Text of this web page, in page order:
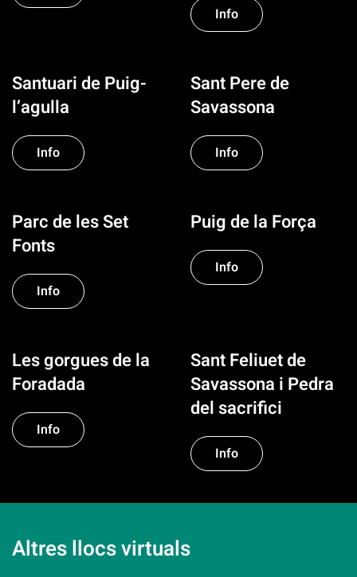
Info
Santuari de Puig-
l’agulla
Info
Sant Pere de
Savassona
Info
Parc de les Set
Fonts
Info
Puig de la Força
Info
Les gorgues de la
Foradada
Info
Sant Feliuet de
Savassona i Pedra
del sacrifici
Info
Altres llocs virtuals